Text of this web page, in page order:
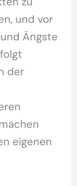
und vor
Ängste
der
eigenen